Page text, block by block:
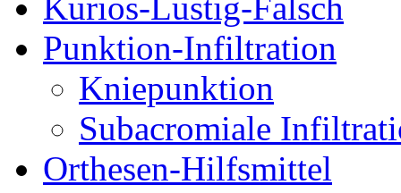
Kurios-Lustig-Falsch
Punktion-Infiltration
Kniepunktion
Subacromiale
Orthesen-Hilfsmittel